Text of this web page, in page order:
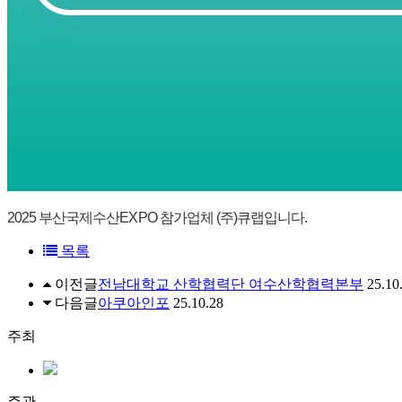
2025 부산국제수산EXPO 참가업체 (주)큐랩입니다.
목록
이전글전남대학교 산학협력단 여수산학협력본부
다음글아쿠아인포 25.10.28
주최